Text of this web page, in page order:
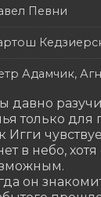
Певни
Адамчик,
давно
только для
в небо,
он